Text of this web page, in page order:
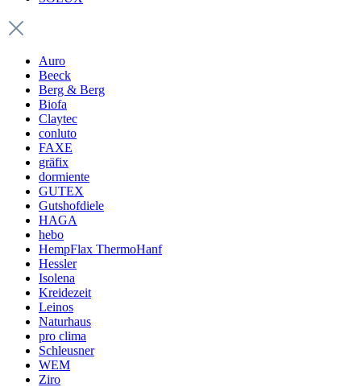
Auro
Beeck
Berg & Berg
Biofa
Claytec
conluto
FAXE
gräfix
dormiente
GUTEX
Gutshofdiele
HAGA
hebo
HempFlax ThermoHanf
Hessler
Isolena
Kreidezeit
Leinos
Naturhaus
pro clima
Schleusner
WEM
Ziro